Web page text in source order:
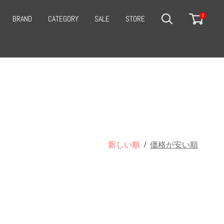
BRAND CATEGORY SALE
STORE
0
新しい順 / 価格が安い順